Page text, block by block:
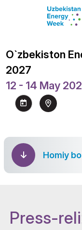
O`zbekiston
2027
12 - 14 May
Homiy
Press-